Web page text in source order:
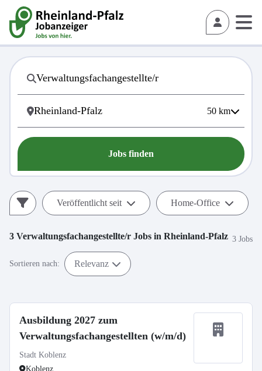
50 km
Jobs finden
Veröffentlicht seit Home-Office
3 Verwaltungsfachangestellte/r Jobs in Rheinland-Pfalz 3 Jobs
Sortieren nach: Relevanz
Ausbildung 2027 zum
Verwaltungsfachangestellten (w/m/d)
Stadt Koblenz
Koblenz